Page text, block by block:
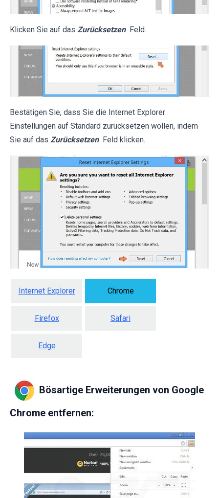
Klicken Sie auf das Zurücksetzen Feld.
Bestätigen Sie, dass Sie die Internet Explorer
Einstellungen auf Standard zurücksetzen wollen, indem
Sie auf das Zurücksetzen Feld klicken.
Internet Explorer Chrome
Firefox Safari
Edge
Bösartige Erweiterungen von Google
Chrome entfernen: